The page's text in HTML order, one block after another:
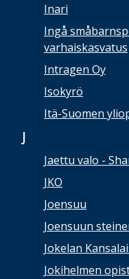
Inari
Ingå
varhaiskasvatus
Intragen Oy
Isokyrö
Itä-Suomen
J
Jaettu valo -
JKO
Joensuu
Joensuun
Jokelan
Jokihelmen